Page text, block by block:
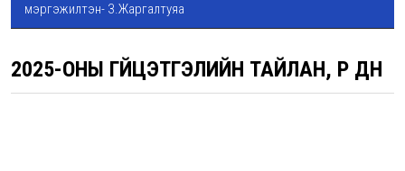
мэргэжилтэн- З.Жаргалтуяа
2025-ОНЫ ГҮЙЦЭТГЭЛИЙН ТАЙЛАН, ҮР ДҮН